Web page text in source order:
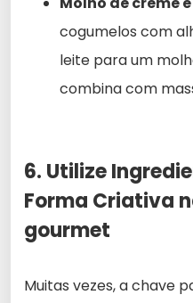
cogumelos com
leite para um
combina com
6. Utilize
Forma Criativa
gourmet
Muitas vezes, a chave